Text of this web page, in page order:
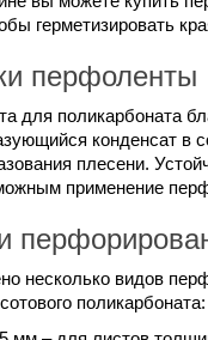
герметизировать
перфоленты
для поликарбоната
конденсат в
плесени.
применение
несколько видов
поликарбоната: